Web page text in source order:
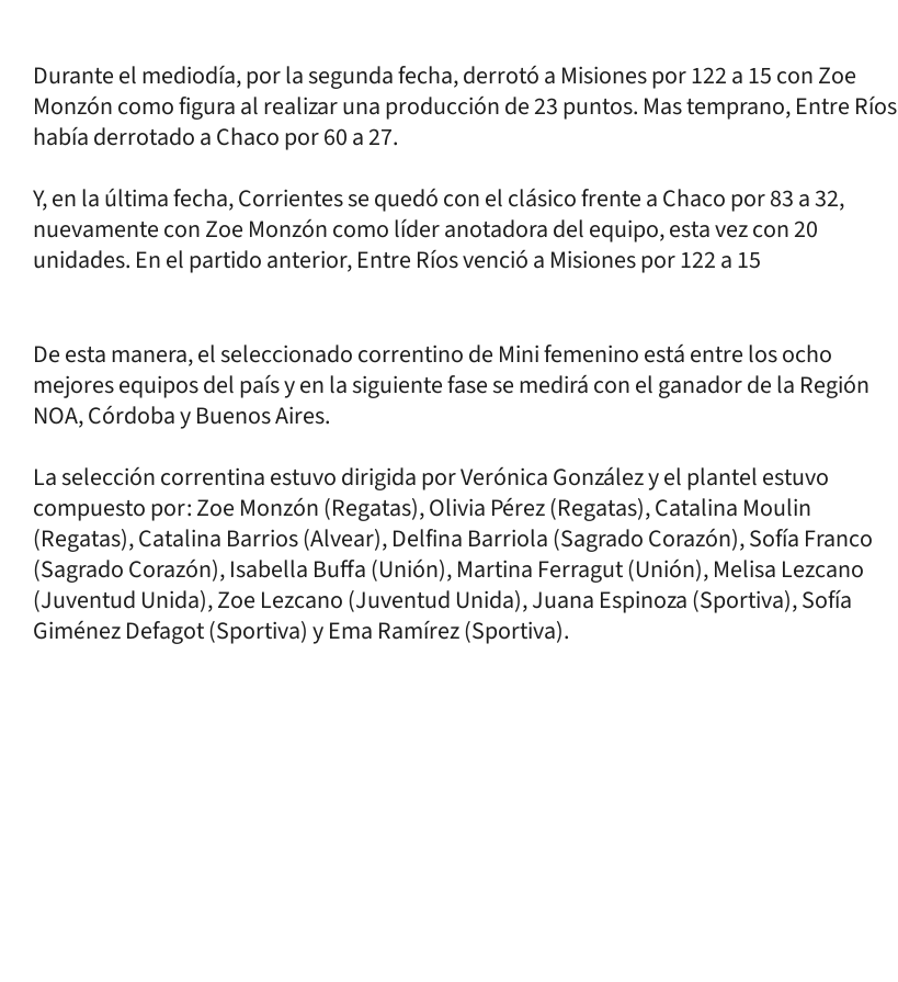
Durante el mediodía, por la segunda fecha, derrotó a Misiones por 122 a 15 con Zoe
Monzón como figura al realizar una producción de 23 puntos. Mas temprano, Entre Ríos
había derrotado a Chaco por 60 a 27.
Y, en la última fecha, Corrientes se quedó con el clásico frente a Chaco por 83 a 32,
nuevamente con Zoe Monzón como líder anotadora del equipo, esta vez con 20
unidades. En el partido anterior, Entre Ríos venció a Misiones por 122 a 15
De esta manera, el seleccionado correntino de Mini femenino está entre los ocho
mejores equipos del país y en la siguiente fase se medirá con el ganador de la Región
NOA, Córdoba y Buenos Aires.
La selección correntina estuvo dirigida por Verónica González y el plantel estuvo
compuesto por: Zoe Monzón (Regatas), Olivia Pérez (Regatas), Catalina Moulin
(Regatas), Catalina Barrios (Alvear), Delfina Barriola (Sagrado Corazón), Sofía Franco
(Sagrado Corazón), Isabella Buffa (Unión), Martina Ferragut (Unión), Melisa Lezcano
(Juventud Unida), Zoe Lezcano (Juventud Unida), Juana Espinoza (Sportiva), Sofía
Giménez Defagot (Sportiva) y Ema Ramírez (Sportiva).